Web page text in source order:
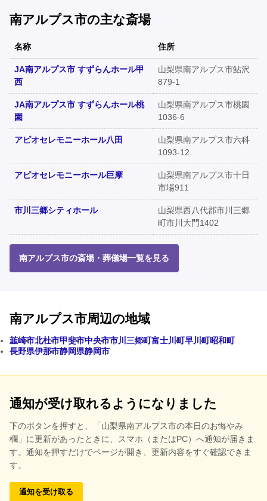
南アルプス市の主な斎場
名称 住所
JA南アルプス市 すずらんホール甲
西
山梨県南アルプス市鮎沢
879-1
JA南アルプス市 すずらんホール桃
園
山梨県南アルプス市桃園
1036-6
アピオセレモニーホール八田
山梨県南アルプス市六科
1093-12
アピオセレモニーホール巨摩
山梨県南アルプス市十日
市場911
市川三郷シティホール
山梨県西八代郡市川三郷
町市川大門1402
南アルプス市の斎場・葬儀場一覧を見る
南アルプス市周辺の地域
韮崎市北杜市甲斐市中央市市川三郷町富士川町早川町昭和町
長野県伊那市静岡県静岡市
通知が受け取れるようになりました
下のボタンを押すと、
「山梨県南アルプス市の本日のお悔やみ
欄」に更新があったときに、スマホ（またはPC）へ通知が届きま
す。通知を押すだけでページが開き、更新内容をすぐ確認できま
す。
通知を受け取る